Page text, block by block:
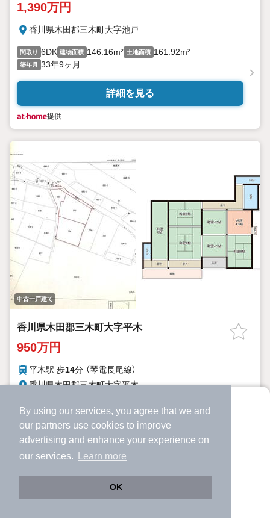
By using our services, you agree that we and
our partners use cookies to improve
advertising and enhance your experience on
our services.
Learn more
OK
より使いやすくなった
アプリで物件探ししませんか？
サクサク動く地図で物件検索
1,390万円
香川県木田郡三木町大字池戸
間取り 6DK 建物面積 146.16m² 土地面積 161.92m²
築年月 33年9ヶ月
詳細を見る
提供
中古一戸建て
香川県木田郡三木町大字平木
950万円
平木駅 歩14分 （琴電長尾線）
香川県木田郡三木町大字平木
間取り 5DK 57.85m² 1254.0m²
詳細を見る